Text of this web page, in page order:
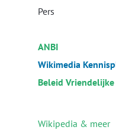
Pers
ANBI
Wikimedia
Beleid
Wikipedia & meer